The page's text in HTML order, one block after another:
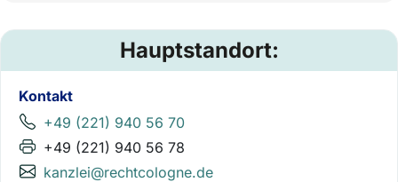
Hauptstandort:
Kontakt
+49 (221) 940 56 70
+49 (221) 940 56 78
kanzlei@rechtcologne.de